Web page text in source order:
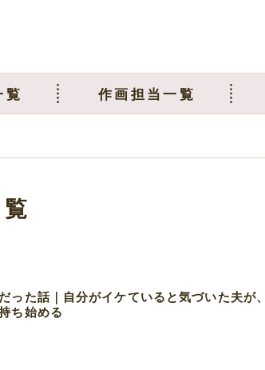
覧 作画担当一覧
った話｜自分がイケていると気づいた夫が
ち始める